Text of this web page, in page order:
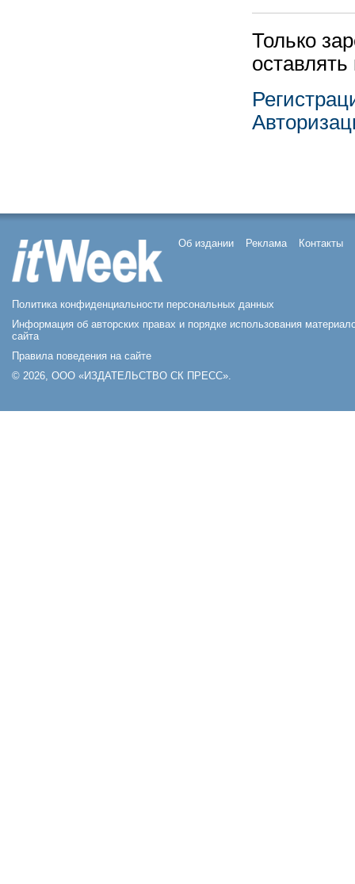
Только
Об издании Реклама Контакты
Политика конфиденциальности персональных данных
Информация об авторских правах и порядке использования
сайта
Правила поведения на сайте
© 2026, ООО «ИЗДАТЕЛЬСТВО СК ПРЕСС».